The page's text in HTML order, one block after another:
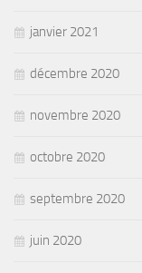
janvier 2021
décembre 2020
novembre 2020
octobre 2020
septembre 2020
juin 2020